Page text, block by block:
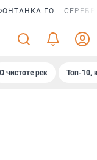
ГО
О чистоте рек Топ-10,